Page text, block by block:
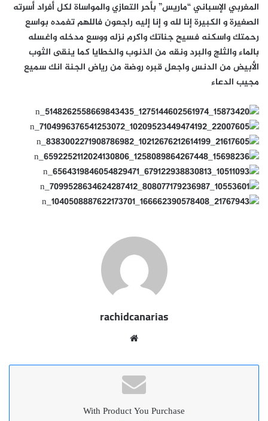
المغربي الإسباني “ماريس” بأحر التعازي والمواساة لكل أفراد أسرته
الصغيرة و الكبيرة إنا لله و إنا إليه راجعون فاللهم تغمده بواسع
رحمتك واسكنه فسيح جناتك واكرم نزله ووسع مدخله واغسله
بالماء والثلج والبرد ونقه من الذنوب والخطايا كما ينقى الثوب
الأبيض من الدنس واجعل قبره روضة من رياض الجنة انك سميع
مجيب الدعاء
rachidcanarias
With Product You Purchase